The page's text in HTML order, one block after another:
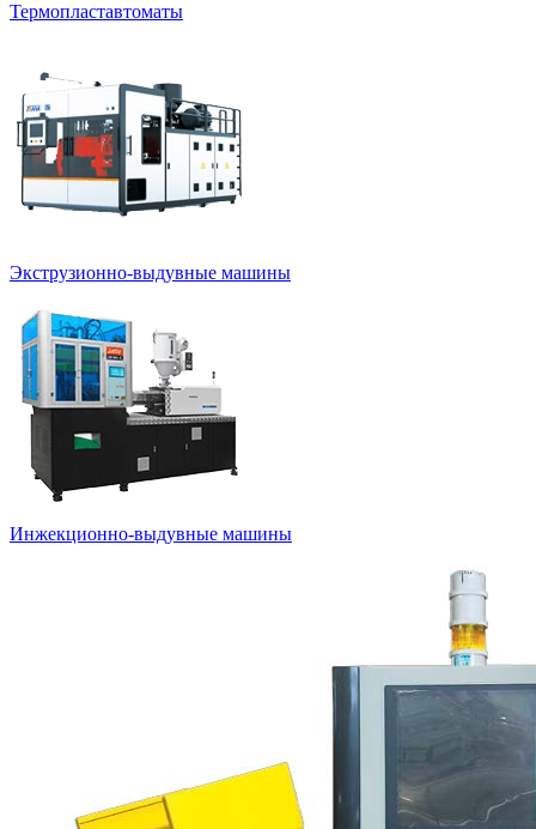
Термопластавтоматы
Экструзионно-выдувные машины
Инжекционно-выдувные машины